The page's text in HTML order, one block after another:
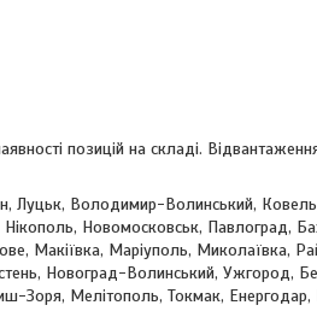
позицій на складі.
Луцьк, Володимир-Волинський,
Новомосковськ, Павлоград,
Макіївка, Маріуполь, Миколаївка,
Новоград-Волинський, Ужгород,
Зоря, Мелітополь, Токмак,